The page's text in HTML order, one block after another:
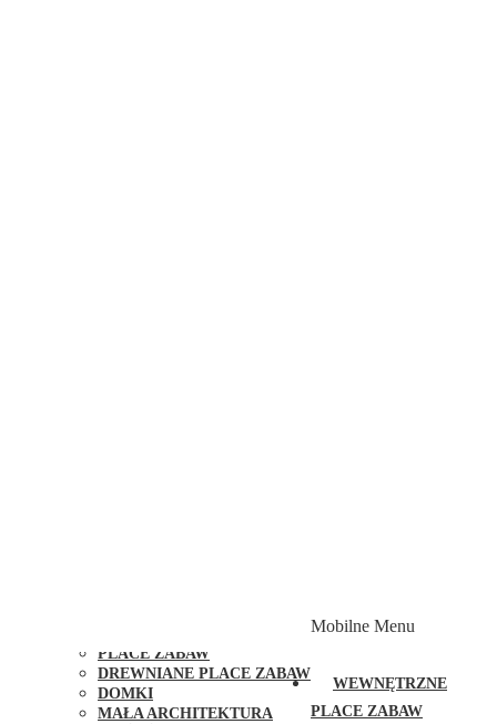
PLACE ZABAW
DREWNIANE PLACE ZABAW
DOMKI
MAŁA ARCHITEKTURA
Mobilne Menu
WEWNĘTRZNE
PLACE ZABAW